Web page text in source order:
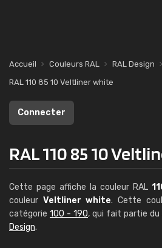
Accueil Couleurs RAL RAL Design
RAL 110 85 10 Veltliner white
Connecter
RAL 110 85 10
Cette page affiche la couleur RAL
couleur Veltliner white. Cette
catégorie 100 - 190, qui fait partie du
Design.